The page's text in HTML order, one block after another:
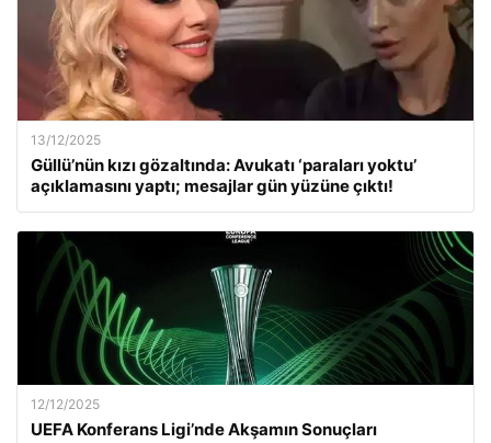
13/12/2025
Güllü’nün kızı gözaltında: Avukatı ‘paraları yoktu’
açıklamasını yaptı; mesajlar gün yüzüne çıktı!
12/12/2025
UEFA Konferans Ligi’nde Akşamın Sonuçları